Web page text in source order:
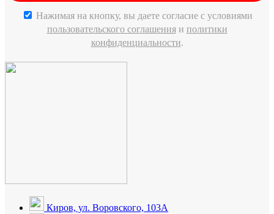
Нажимая на кнопку, вы даете согласие c условиями
пользовательского соглашенияи политики
конфиденциальности.
Киров, ул. Воровского, 103А